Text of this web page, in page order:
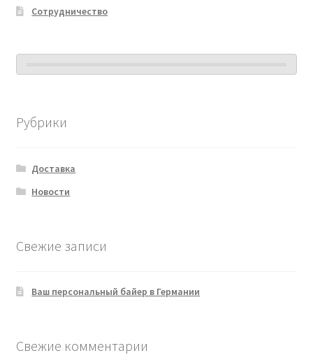
Сотрудничество
Рубрики
Доставка
Новости
Свежие записи
Ваш персональный байер в Германии
Свежие комментарии